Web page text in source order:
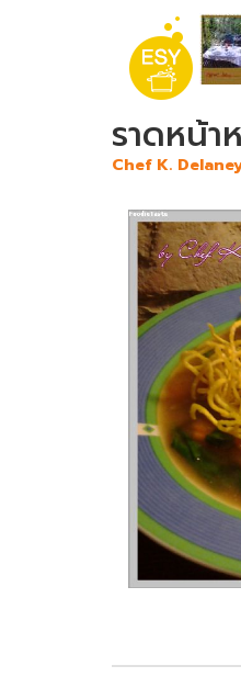
ราดหน้
Chef K.